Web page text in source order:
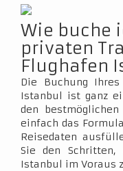
Wie buche
privaten
Flughafen
Die Buchung
Istanbul ist ganz
den
einfach das
Reisedaten
Sie den
Istanbul im Voraus